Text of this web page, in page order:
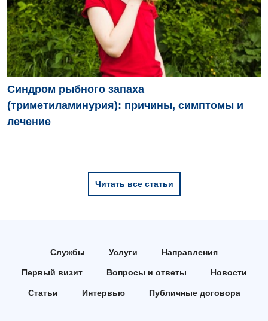
Синдром рыбного запаха
(триметиламинурия): причины, симптомы и
лечение
Читать все статьи
Службы Услуги Направления
Первый визит Вопросы и ответы Новости
Статьи Интервью Публичные договора